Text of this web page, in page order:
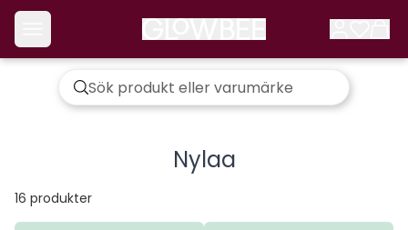
Nylaa
16 produkter